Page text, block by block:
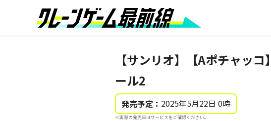
【サンリオ】【Aポチャッ
ール2
発売予定： 2025年5月22日 0時
※実際の発売日はサービスをご確認ください。